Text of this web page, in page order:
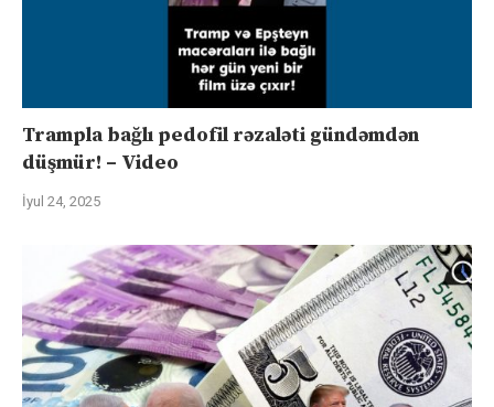
Trampla bağlı pedofil rəzaləti gündəmdən
düşmür! – Video
İyul 24, 2025